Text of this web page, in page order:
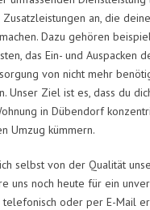
an, die
Dazu gehören
das Ein- und Auspacken
von nicht mehr
Unser Ziel ist es, dass du
in Dübendorf
Umzug kümmern.
selbst von der Qualität
uns noch heute für ein
telefonisch oder per E-Mail